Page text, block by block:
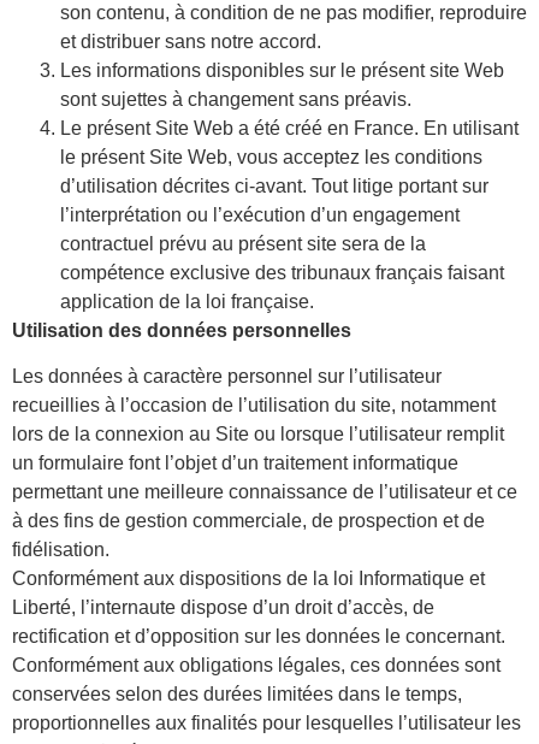
son contenu, à condition de ne pas modifier, reproduire
et distribuer sans notre accord.
Les informations disponibles sur le présent site Web
sont sujettes à changement sans préavis.
Le présent Site Web a été créé en France. En utilisant
le présent Site Web, vous acceptez les conditions
d’utilisation décrites ci-avant. Tout litige portant sur
l’interprétation ou l’exécution d’un engagement
contractuel prévu au présent site sera de la
compétence exclusive des tribunaux français faisant
application de la loi française.
Utilisation des données personnelles
Les données à caractère personnel sur l’utilisateur
recueillies à l’occasion de l’utilisation du site, notamment
lors de la connexion au Site ou lorsque l’utilisateur remplit
un formulaire font l’objet d’un traitement informatique
permettant une meilleure connaissance de l’utilisateur et ce
à des fins de gestion commerciale, de prospection et de
fidélisation.
Conformément aux dispositions de la loi Informatique et
Liberté, l’internaute dispose d’un droit d’accès, de
rectification et d’opposition sur les données le concernant.
Conformément aux obligations légales, ces données sont
conservées selon des durées limitées dans le temps,
proportionnelles aux finalités pour lesquelles l’utilisateur les